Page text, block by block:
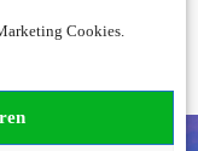
Cookies.